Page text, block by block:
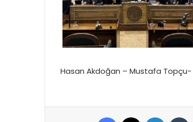
Hasan Akdoğan – Mustafa Topçu-
Facebook LinkedIn